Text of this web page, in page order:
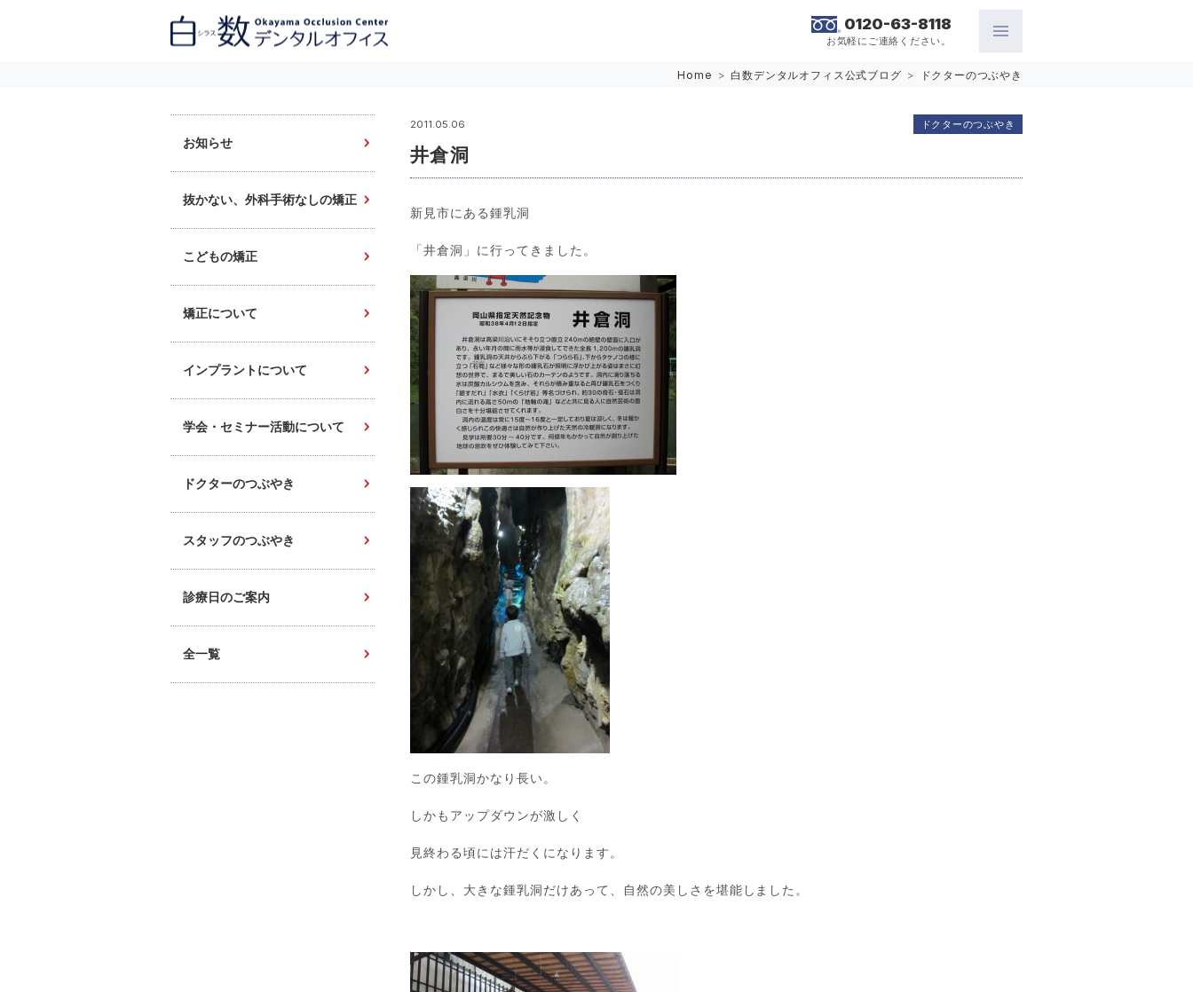
0120-63-8118
お気軽にご連絡ください。
Home > 白数デンタルオフィス公式ブログ > ドクターのつぶやき
2011.05.06
井倉洞
ドクターのつぶやき
新見市にある鍾乳洞
「井倉洞」に行ってきました。
この鍾乳洞かなり長い。
しかもアップダウンが激しく
見終わる頃には汗だくになります。
しかし、大きな鍾乳洞だけあって、自然の美しさを堪能しました。
お知らせ
抜かない、外科手術なしの矯正
こどもの矯正
矯正について
インプラントについて
学会・セミナー活動について
ドクターのつぶやき
スタッフのつぶやき
診療日のご案内
全一覧